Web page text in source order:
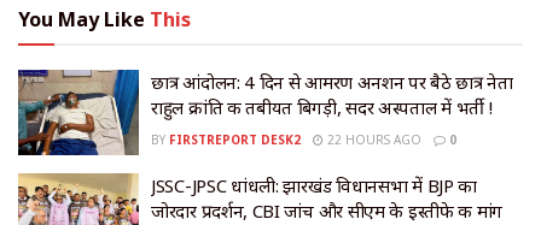
You May Like This
छात्र आंदोलन: 4 दिन से आमरण अनशन पर बैठे छात्र नेता
राहुल क्रांति की तबीयत बिगड़ी, सदर अस्पताल में भर्ती !
BY FIRSTREPORT DESK2 22 HOURS AGO 0
JSSC-JPSC धांधली: झारखंड विधानसभा में BJP का
जोरदार प्रदर्शन, CBI जांच और सीएम के इस्तीफे की मांग